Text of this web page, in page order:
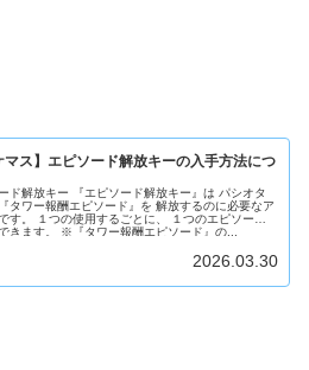
マス】エピソード解放キーの入手方法につ
ド解放キー 『エピソード解放キー』は パシオタ
タワー報酬エピソード』を 解放するのに必要なア
す。 １つの使用するごとに、 １つのエピソード
きます。 ※『タワー報酬エピソード』の...
2026.03.30